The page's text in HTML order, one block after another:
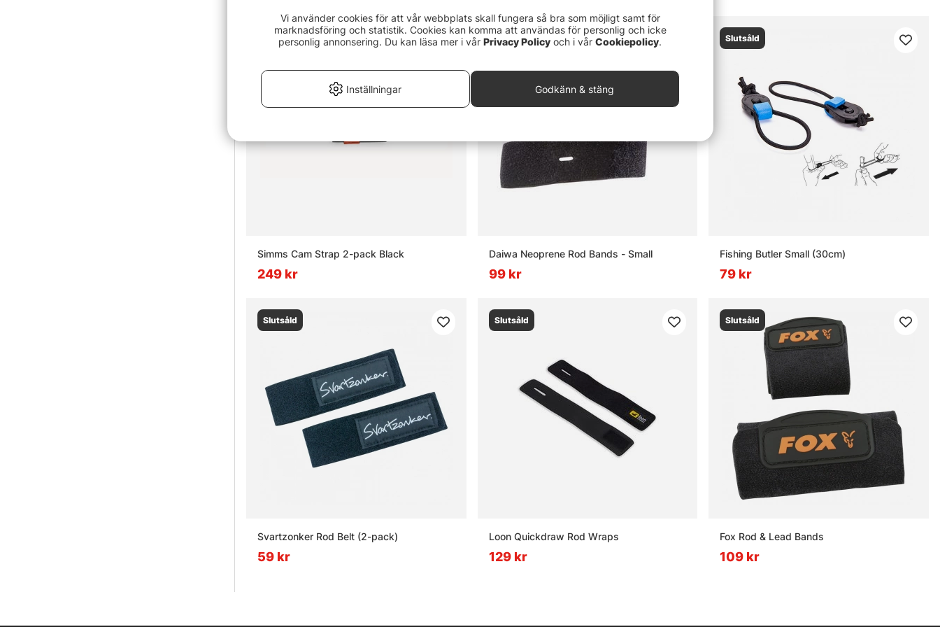
Simms Cam Strap 2-pack Black
249 kr
Slutsåld
Daiwa Neoprene Rod Bands - Small
99 kr
Slutsåld
Fishing Butler Small (30cm)
79 kr
Slutsåld
Svartzonker Rod Belt (2-pack)
59 kr
Slutsåld
Loon Quickdraw Rod Wraps
129 kr
Slutsåld
Fox Rod & Lead Bands
109 kr
Vi använder cookies för att vår webbplats skall fungera så bra som möjligt samt för
marknadsföring och statistik. Cookies kan komma att användas för personlig och icke
personlig annonsering. Du kan läsa mer i vår Privacy Policy och i vår Cookiepolicy.
Inställningar Godkänn & stäng